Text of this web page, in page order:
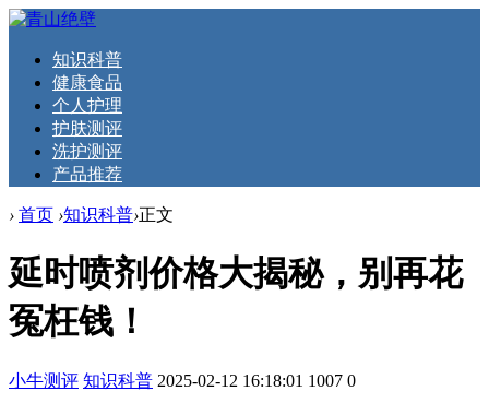
知识科普
健康食品
个人护理
护肤测评
洗护测评
产品推荐
› 首页 ›知识科普›正文
延时喷剂价格大揭秘，别再花
冤枉钱！
小牛测评 知识科普 2025-02-12 16:18:01 1007 0